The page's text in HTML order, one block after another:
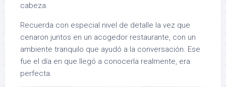
cabeza.
Recuerda con especial nivel de detalle la vez que
cenaron juntos en un acogedor restaurante, con un
ambiente tranquilo que ayudó a la conversación. Ese
fue el día en que llegó a conocerla realmente, era
perfecta.